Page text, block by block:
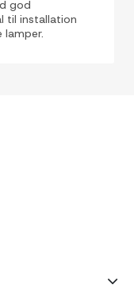
god
til installation
lamper.